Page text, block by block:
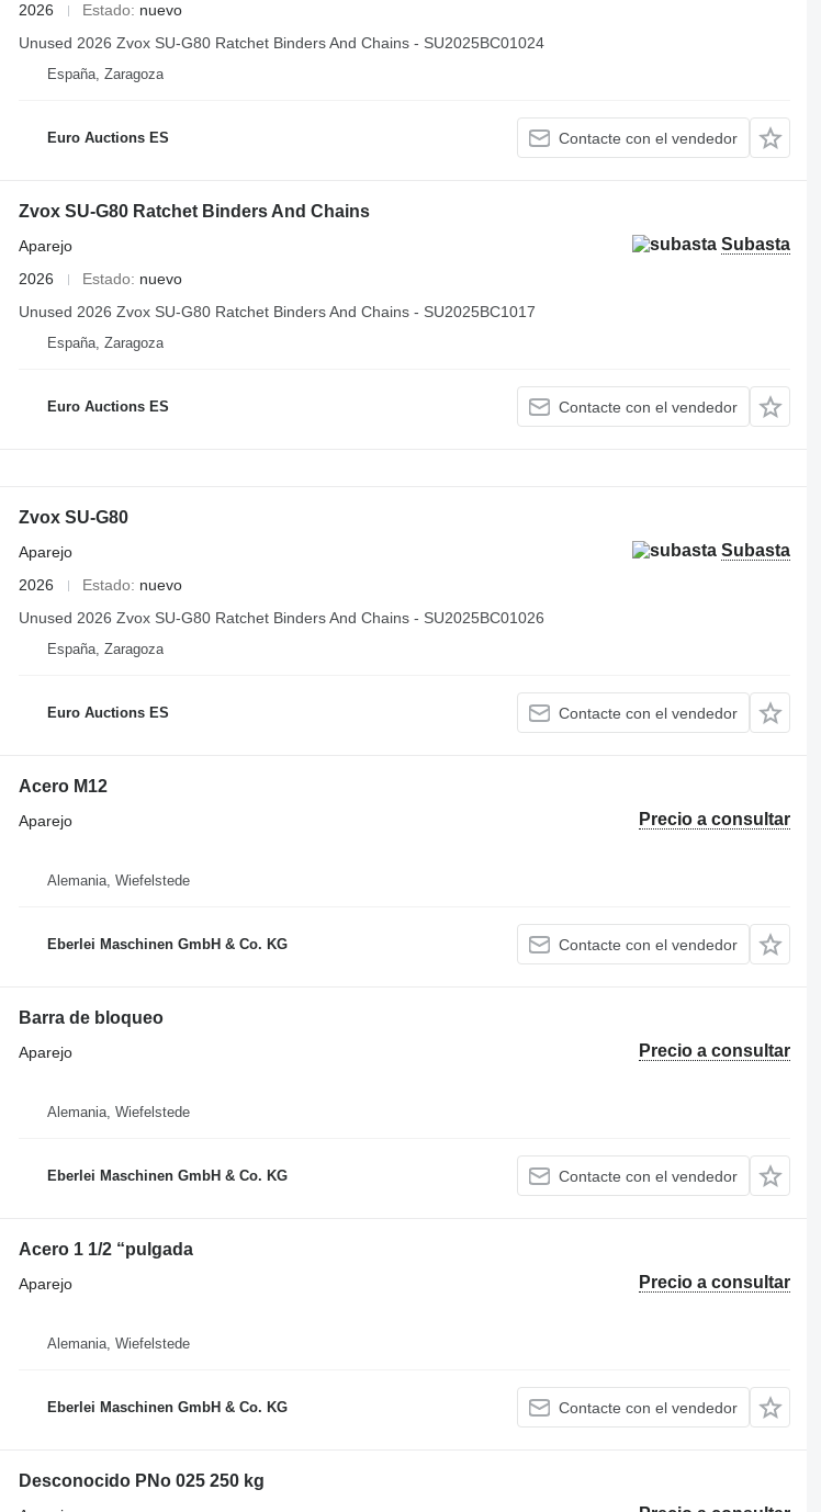
2026
Estado
nuevo
Unused 2026 Zvox SU-G80 Ratchet Binders And Chains - SU2025BC01024
España, Zaragoza
Euro Auctions ES Contacte con el vendedor
Zvox SU-G80 Ratchet Binders And Chains
Subasta
Aparejo
2026
Estado
nuevo
Unused 2026 Zvox SU-G80 Ratchet Binders And Chains - SU2025BC1017
España, Zaragoza
Euro Auctions ES Contacte con el vendedor
Zvox SU-G80
Subasta
Aparejo
2026
Estado
nuevo
Unused 2026 Zvox SU-G80 Ratchet Binders And Chains - SU2025BC01026
España, Zaragoza
Euro Auctions ES Contacte con el vendedor
Acero M12
Precio a consultar
Aparejo
Alemania, Wiefelstede
Eberlei Maschinen GmbH & Co. KG Contacte con el vendedor
Barra de bloqueo
Precio a consultar
Aparejo
Alemania, Wiefelstede
Eberlei Maschinen GmbH & Co. KG Contacte con el vendedor
Acero 1 1/2 “pulgada
Precio a consultar
Aparejo
Alemania, Wiefelstede
Eberlei Maschinen GmbH & Co. KG Contacte con el vendedor
Desconocido PNo 025 250 kg